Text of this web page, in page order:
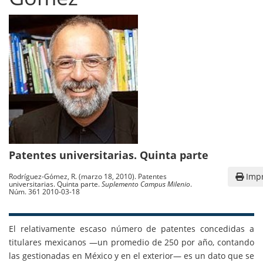
Patentes universitarias. Quinta parte
Rodríguez-Gómez, R. (marzo 18, 2010). Patentes
universitarias. Quinta parte.Suplemento Campus Milenio.
Núm. 361 2010-03-18
El relativamente escaso número de patentes concedidas a
titulares mexicanos —un promedio de 250 por año, contando
las gestionadas en México y en el exterior— es un dato que se